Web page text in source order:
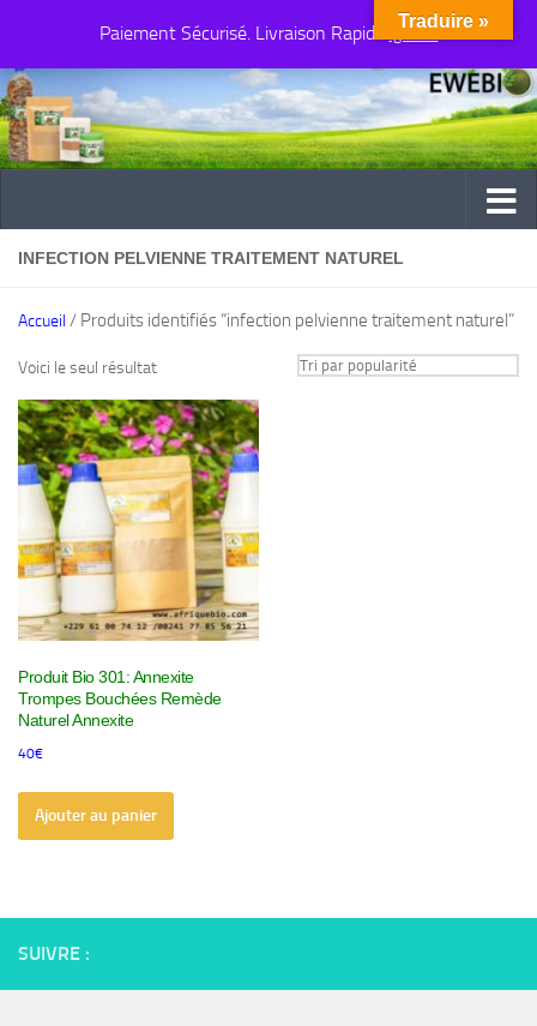
Paiement Sécurisé. Livraison Rapide Ignorer
Au dessous du contenu
INFECTION PELVIENNE TRAITEMENT NATUREL
Accueil / Produits identifiés “infection pelvienne traitement naturel”
Voici le seul résultat
Produit Bio 301: Annexite
Trompes Bouchées Remède
Naturel Annexite
40€
Ajouter au panier
SUIVRE :
Traduire »